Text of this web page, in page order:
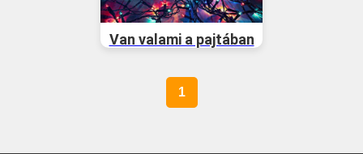
Van valami a pajtában
1